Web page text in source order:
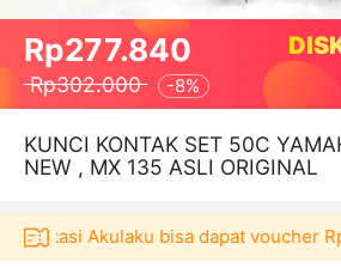
Rp277.840
Rp302.000 -8%
KUNCI KONTAK SET 50C
NEW , MX 135 ASLI ORIGINAL
Akulaku bisa dapat voucher